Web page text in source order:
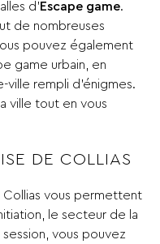
d’Escape game.
de nombreuses
pouvez également
game urbain, en
ville rempli d’énigmes.
ville tout en vous
DE COLLIAS
Collias vous permettent
le secteur de la
vous pouvez